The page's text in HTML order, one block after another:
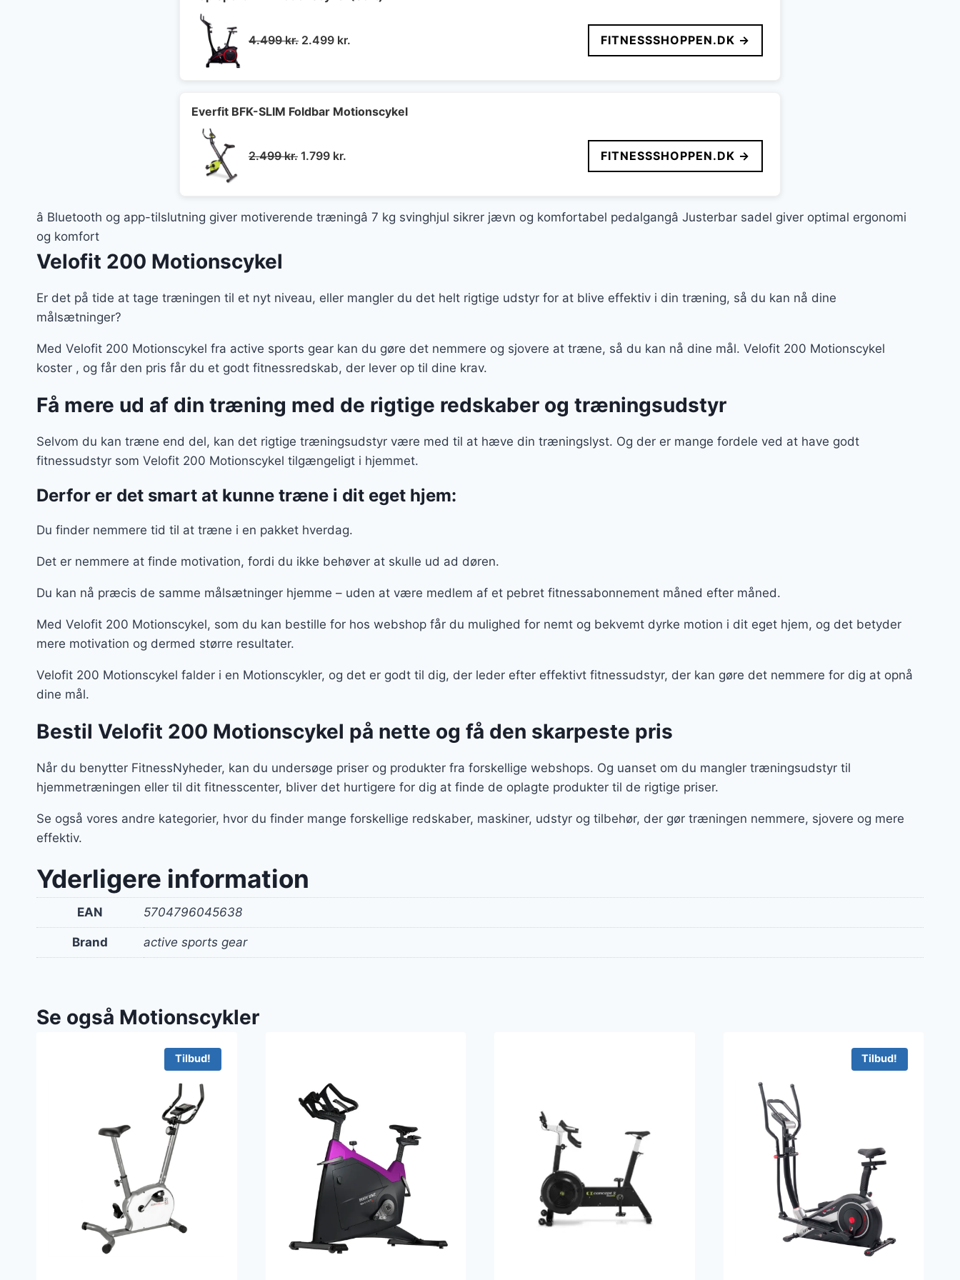
4.499kr. Den
4.499 kr..
2.499 kr.
2.499 kr..
FITNESSSHOPPEN.DK →
Everfit BFK-SLIM Foldbar Motionscykel
2.499kr. Den
2.499 kr..
1.799 kr.
1.799 kr..
FITNESSSHOPPEN.DK →
â Bluetooth og app-tilslutning giver motiverende træningâ 7 kg svinghjul sikrer jævn og komfortabel pedalgangâ Justerbar sadel giver optimal ergonomi
og komfort
Velofit 200 Motionscykel
Er det på tide at tage træningen til et nyt niveau, eller mangler du det helt rigtige udstyr for at blive effektiv i din træning, så du kan nå dine
målsætninger?
Med Velofit 200 Motionscykel fra active sports gear kan du gøre det nemmere og sjovere at træne, så du kan nå dine mål. Velofit 200 Motionscykel
koster , og får den pris får du et godt fitnessredskab, der lever op til dine krav.
Få mere ud af din træning med de rigtige redskaber og træningsudstyr
Selvom du kan træne end del, kan det rigtige træningsudstyr være med til at hæve din træningslyst. Og der er mange fordele ved at have godt
fitnessudstyr som Velofit 200 Motionscykel tilgængeligt i hjemmet.
Derfor er det smart at kunne træne i dit eget hjem:
Du finder nemmere tid til at træne i en pakket hverdag.
Det er nemmere at finde motivation, fordi du ikke behøver at skulle ud ad døren.
Du kan nå præcis de samme målsætninger hjemme – uden at være medlem af et pebret fitnessabonnement måned efter måned.
Med Velofit 200 Motionscykel, som du kan bestille for hos webshop får du mulighed for nemt og bekvemt dyrke motion i dit eget hjem, og det betyder
mere motivation og dermed større resultater.
Velofit 200 Motionscykel falder i en Motionscykler, og det er godt til dig, der leder efter effektivt fitnessudstyr, der kan gøre det nemmere for dig at opnå
dine mål.
Bestil Velofit 200 Motionscykel på nette og få den skarpeste pris
Når du benytter FitnessNyheder, kan du undersøge priser og produkter fra forskellige webshops. Og uanset om du mangler træningsudstyr til
hjemmetræningen eller til dit fitnesscenter, bliver det hurtigere for dig at finde de oplagte produkter til de rigtige priser.
Se også vores andre kategorier, hvor du finder mange forskellige redskaber, maskiner, udstyr og tilbehør, der gør træningen nemmere, sjovere og mere
effektiv.
Yderligere information
EAN 5704796045638
Brand active sports gear
Se også Motionscykler
Tilbud! Tilbud!